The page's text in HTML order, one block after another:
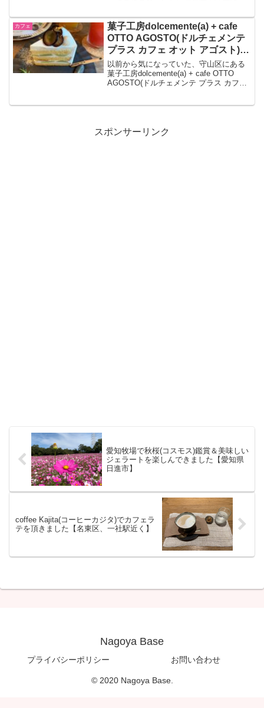
こねこ食パン」を購入したいと思い、早
速行ってきました！ね...
カフェ
菓子工房dolcemente(a) + cafe
OTTO AGOSTO(ドルチェメンテ
プラス カフェ オット アゴスト)に
行ってきました【名古屋市守山
区】
以前から気になっていた、守山区にある
菓子工房dolcemente(a) + cafe OTTO
AGOSTO(ドルチェメンテ プラス カフェ
スポンサーリンク
愛知牧場で秋桜(コスモス)鑑賞＆美味しい
ジェラートを楽しんできました【愛知県
日進市】
coffee Kajita(コーヒーカジタ)でカフェラ
テを頂きました【名東区、一社駅近く】
Nagoya Base
プライバシーポリシー お問い合わせ
© 2020 Nagoya Base.